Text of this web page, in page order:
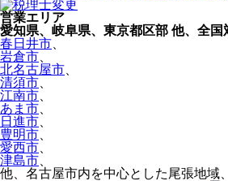
営業エリア
愛知県、岐阜県、東京都区部 他、全国
春日井市
岩倉市
北名古屋市
清須市
江南市
あま市
日進市
豊明市
愛西市
津島市
他、名古屋市内を中心とした尾張地域